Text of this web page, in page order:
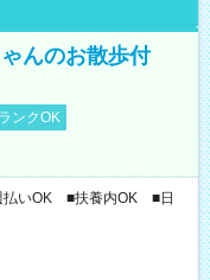
んのお散歩付
ンクOK
払いOK ■扶養内OK ■日